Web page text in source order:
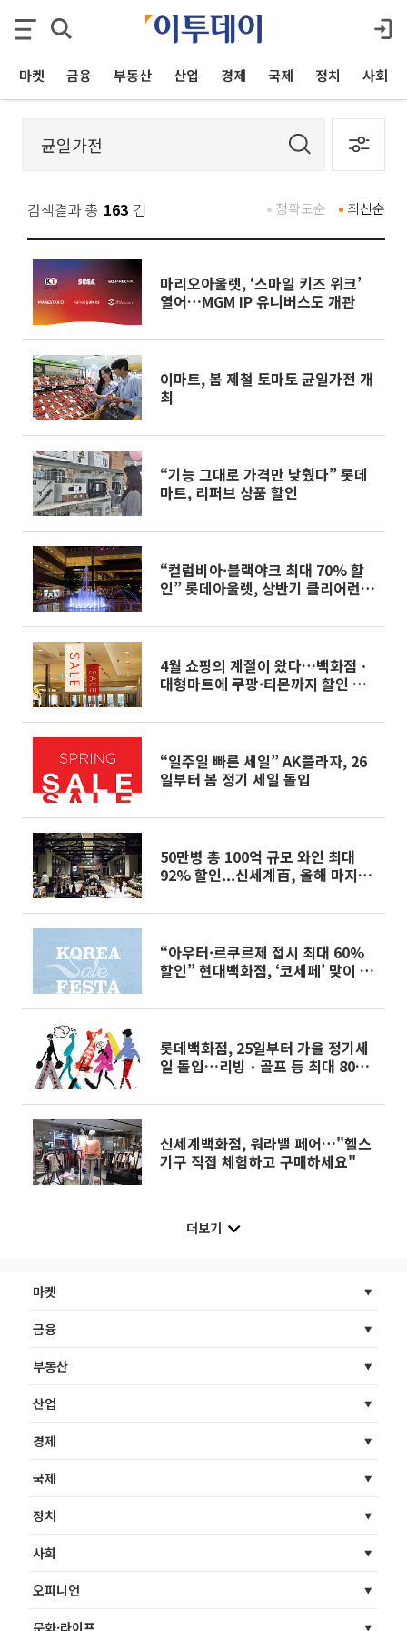
마켓 금융 부동산 산업 경제 국제 정치 사회
검색결과 총 163 건 최신순
정확도순
마리오아울렛, ‘스마일 키즈 위크’
열어…MGM IP 유니버스도 개관
이마트, 봄 제철 토마토 균일가전 개
최
“기능 그대로 가격만 낮췄다” 롯데
마트, 리퍼브 상품 할인
“컬럼비아·블랙야크 최대 70% 할
인” 롯데아울렛, 상반기 클리어런스
4월 쇼핑의 계절이 왔다…백화점ㆍ
대형마트에 쿠팡·티몬까지 할인 총
“일주일 빠른 세일” AK플라자, 26
일부터 봄 정기 세일 돌입
50만병 총 100억 규모 와인 최대
92% 할인...신세계百, 올해 마지막
“아우터·르쿠르제 접시 최대 60%
할인” 현대백화점, ‘코세페’ 맞이 프
롯데백화점, 25일부터 가을 정기세
일 돌입…리빙ㆍ골프 등 최대 80%
신세계백화점, 워라밸 페어…"헬스
기구 직접 체험하고 구매하세요"
더보기
마켓
금융
부동산
산업
경제
국제
정치
사회
오피니언
문화·라이프